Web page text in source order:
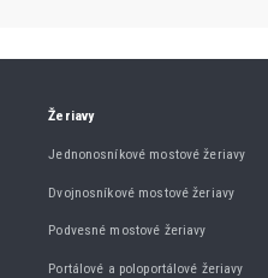
Žeriavy
Jednonosníkové mostové žeriavy
Dvojnosníkové mostové žeriavy
Podvesné mostové žeriavy
Portálové a poloportálové žeriavy